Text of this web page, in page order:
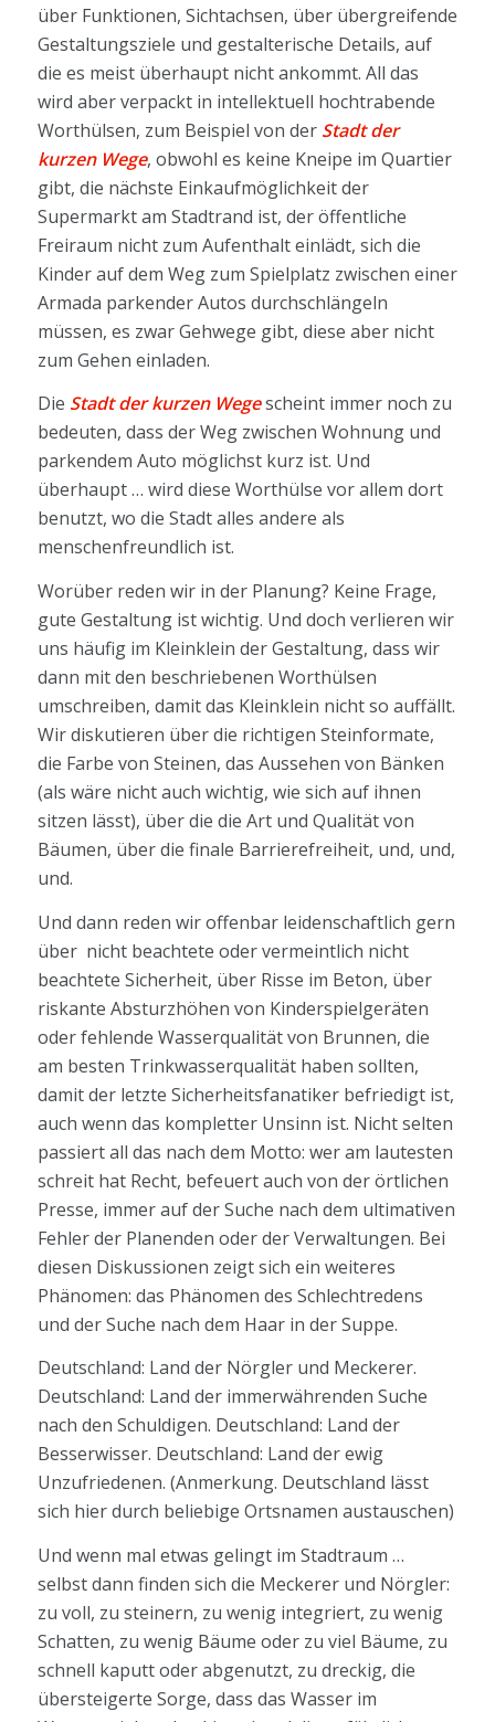
über Funktionen, Sichtachsen, über übergreifende
Gestaltungsziele und gestalterische Details, auf
die es meist überhaupt nicht ankommt. All das
wird aber verpackt in intellektuell hochtrabende
Worthülsen, zum Beispiel von der Stadt der
kurzen Wege, obwohl es keine Kneipe im Quartier
gibt, die nächste Einkaufmöglichkeit der
Supermarkt am Stadtrand ist, der öffentliche
Freiraum nicht zum Aufenthalt einlädt, sich die
Kinder auf dem Weg zum Spielplatz zwischen einer
Armada parkender Autos durchschlängeln
müssen, es zwar Gehwege gibt, diese aber nicht
zum Gehen einladen.
Die Stadt der kurzen Wegescheint immer noch zu
bedeuten, dass der Weg zwischen Wohnung und
parkendem Auto möglichst kurz ist. Und
überhaupt … wird diese Worthülse vor allem dort
benutzt, wo die Stadt alles andere als
menschenfreundlich ist.
Worüber reden wir in der Planung? Keine Frage,
gute Gestaltung ist wichtig. Und doch verlieren wir
uns häufig im Kleinklein der Gestaltung, dass wir
dann mit den beschriebenen Worthülsen
umschreiben, damit das Kleinklein nicht so auffällt.
Wir diskutieren über die richtigen Steinformate,
die Farbe von Steinen, das Aussehen von Bänken
(als wäre nicht auch wichtig, wie sich auf ihnen
sitzen lässt), über die die Art und Qualität von
Bäumen, über die finale Barrierefreiheit, und, und,
und.
Und dann reden wir offenbar leidenschaftlich gern
über nicht beachtete oder vermeintlich nicht
beachtete Sicherheit, über Risse im Beton, über
riskante Absturzhöhen von Kinderspielgeräten
oder fehlende Wasserqualität von Brunnen, die
am besten Trinkwasserqualität haben sollten,
damit der letzte Sicherheitsfanatiker befriedigt ist,
auch wenn das kompletter Unsinn ist. Nicht selten
passiert all das nach dem Motto: wer am lautesten
schreit hat Recht, befeuert auch von der örtlichen
Presse, immer auf der Suche nach dem ultimativen
Fehler der Planenden oder der Verwaltungen. Bei
diesen Diskussionen zeigt sich ein weiteres
Phänomen: das Phänomen des Schlechtredens
und der Suche nach dem Haar in der Suppe.
Deutschland: Land der Nörgler und Meckerer.
Deutschland: Land der immerwährenden Suche
nach den Schuldigen. Deutschland: Land der
Besserwisser. Deutschland: Land der ewig
Unzufriedenen. (Anmerkung. Deutschland lässt
sich hier durch beliebige Ortsnamen austauschen)
Und wenn mal etwas gelingt im Stadtraum …
selbst dann finden sich die Meckerer und Nörgler:
zu voll, zu steinern, zu wenig integriert, zu wenig
Schatten, zu wenig Bäume oder zu viel Bäume, zu
schnell kaputt oder abgenutzt, zu dreckig, die
übersteigerte Sorge, dass das Wasser im